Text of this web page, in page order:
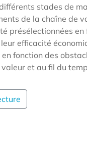
stades de
de la chaîne de
présélectionnées en
efficacité
fonction des
et au fil du